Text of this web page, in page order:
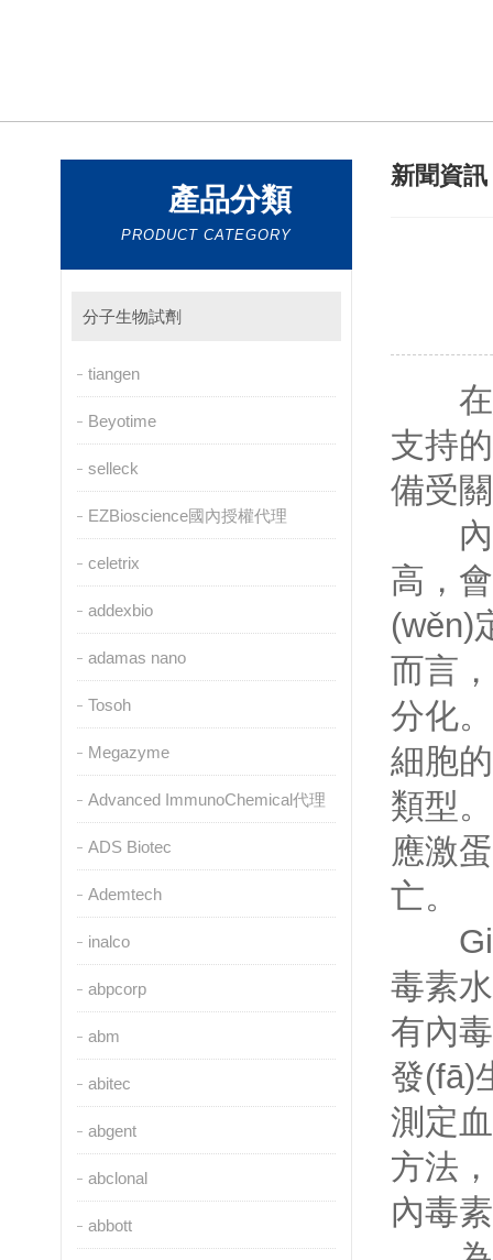
產品分類
PRODUCT CATEGORY
分子生物試劑
tiangen
Beyotime
selleck
EZBioscience國內授權代理
celetrix
addexbio
adamas nano
Tosoh
Megazyme
Advanced ImmunoChemical代理
ADS Biotec
Ademtech
inalco
abpcorp
abm
abitec
abgent
abclonal
abbott
新聞資訊
在細
支持的
備受關
內毒
高
(wěn)
而言
分化
細胞
類型
應激
亡。
毒素水
有內毒
發(fā)
測定血
方法
內毒